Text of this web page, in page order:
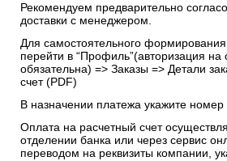
Рекомендуем предварительно
доставки с менеджером.
Для самостоятельного
перейти в “Профиль”(авторизация на
обязательна) => Заказы => Детали
счет (PDF)
В назначении платежа укажите номер
Оплата на расчетный счет
отделении банка или через сервис
переводом на реквизиты компании,